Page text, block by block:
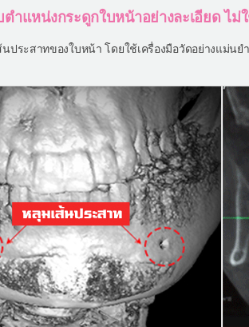
ำแหน่งกระดูกใบหน้าอย่างละเอียด ไม่
ประสาทของใบหน้า โดยใช้เครื่องมือวัดอย่างแม่น